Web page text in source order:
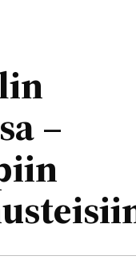
–